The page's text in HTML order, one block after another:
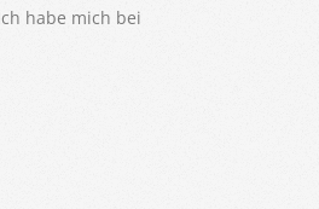
habe mich bei